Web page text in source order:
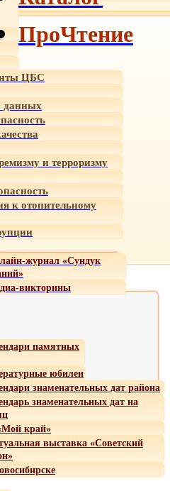
ЦБС
данных
и терроризму
к отопительному
журнал «Сундук
викторины
памятных
юбилеи
знаменательных дат района
знаменательных дат на
край»
выставка «Советский
ПроЧтение